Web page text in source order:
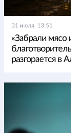
31 июля, 13:51
«Забрали мясо
разгорается в